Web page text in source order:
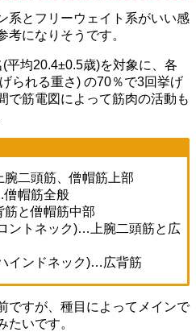
系とフリーウェイト系がいい感
考になりそうです。
平均20.4±0.5歳)を対象に、各
られる重さ) の70％で3回挙げ
で筋電図によって筋肉の活動も
二頭筋、僧帽筋上部
帽筋全般
と僧帽筋中部
ントネック)…上腕二頭筋と広
インドネック)…広背筋
ですが、種目によってメインで
たいです。